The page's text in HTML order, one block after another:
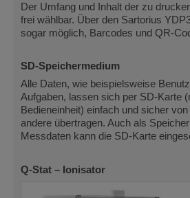
Der Umfang und Inhalt der zu
frei wählbar. Über den Sartorius
sogar möglich, Barcodes und QR-
SD-Speichermedium
Alle Daten, wie beispielsweise
Aufgaben, lassen sich per SD-Karte
Bedieneinheit) einfach und sicher
andere übertragen. Auch als
Messdaten kann die SD-Karte
Q-Stat – Ionisator